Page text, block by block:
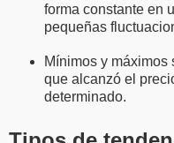
forma constante en
pequeñas
Mínimos y
que alcanzó el
determinado.